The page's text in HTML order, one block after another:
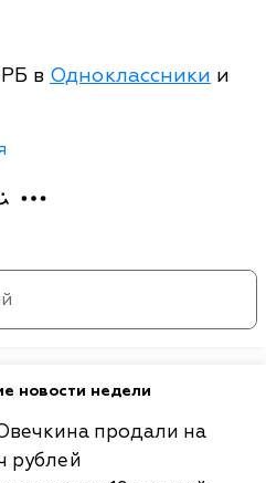
в Одноклассники и
новости недели
продали на
рублей